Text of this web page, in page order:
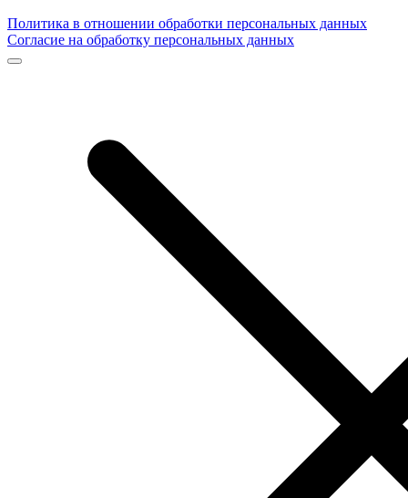
Политика в отношении обработки персональных данных
Согласие на обработку персональных данных